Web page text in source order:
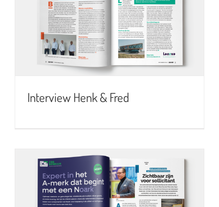
Interview Henk & Fred
Interview Henk & Fred